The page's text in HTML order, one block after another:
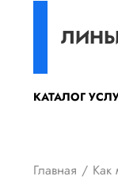
КАТАЛОГ
Главная Как